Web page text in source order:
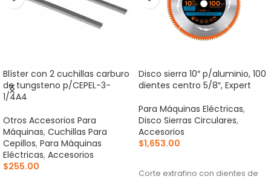
Blíster con 2 cuchillas carburo
de tungsteno p/CEPEL-3-
1/4A4
Otros Accesorios Para
Máquinas, Cuchillas Para
Cepillos, Para Máquinas
Eléctricas, Accesorios
$255.00
Disco sierra 10″ p/aluminio, 100
dientes centro 5/8″, Expert
Para Máquinas Eléctricas,
Disco Sierras Circulares,
Accesorios
$1,653.00
Corte extrafino con dientes de